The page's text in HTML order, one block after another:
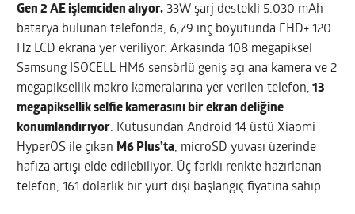
Gen 2 AE işlemciden alıyor. 33W şarj destekli 5.030 mAh
batarya bulunan telefonda, 6,79 inç boyutunda FHD+ 120
Hz LCD ekrana yer veriliyor. Arkasında 108 megapiksel
Samsung ISOCELL HM6 sensörlü geniş açı ana kamera ve 2
megapiksellik makro kameralarına yer verilen telefon, 13
megapiksellik selfie kamerasını bir ekran deliğine
konumlandırıyor. Kutusundan Android 14 üstü Xiaomi
HyperOS ile çıkan M6 Plus’ta, microSD yuvası üzerinde
hafıza artışı elde edilebiliyor. Üç farklı renkte hazırlanan
telefon, 161 dolarlık bir yurt dışı başlangıç fiyatına sahip.